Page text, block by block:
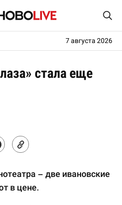
7 августа 2026
стала еще
– две ивановские
в цене.